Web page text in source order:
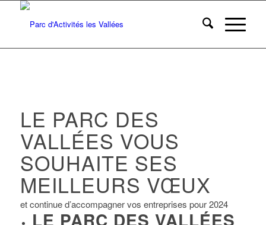
LE PARC DES
VALLÉES VOUS
SOUHAITE SES
MEILLEURS VŒUX
et continue d’accompagner vos entreprises pour 2024
LE PARC DES VALLÉES